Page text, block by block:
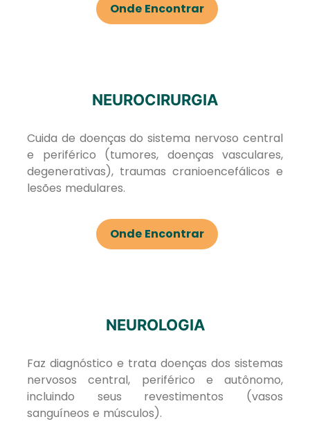
Onde Encontrar
NEUROCIRURGIA
Cuida de doenças do sistema nervoso central
e periférico (tumores, doenças vasculares,
degenerativas), traumas cranioencefálicos e
lesões medulares.
Onde Encontrar
NEUROLOGIA
Faz diagnóstico e trata doenças dos sistemas
nervosos central, periférico e autônomo,
incluindo seus revestimentos (vasos
sanguíneos e músculos).